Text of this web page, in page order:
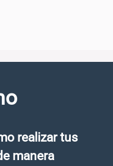
realizar tus
manera